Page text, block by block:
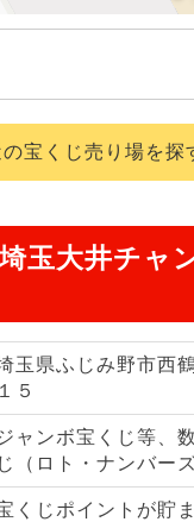
宝くじ売り場を探
玉大井チャ
玉県ふじみ野市西
１５
ャンボ宝くじ等、
じ（ロト・ナンバーズ
くじポイントが貯